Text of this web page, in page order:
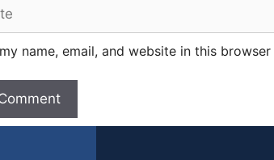
name, email, and website in this